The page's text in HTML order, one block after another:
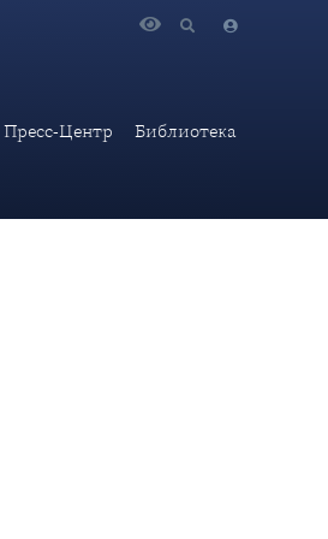
Пресс-Центр Библиотека